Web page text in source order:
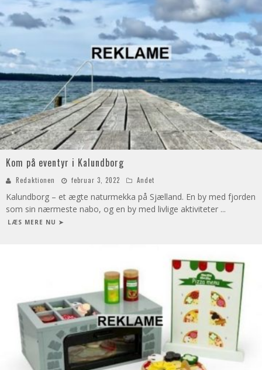
Kom på eventyr i Kalundborg
Redaktionen februar 3, 2022 Andet
Kalundborg – et ægte naturmekka på Sjælland. En by med fjorden
som sin nærmeste nabo, og en by med livlige aktiviteter ...
LÆS MERE NU ➤